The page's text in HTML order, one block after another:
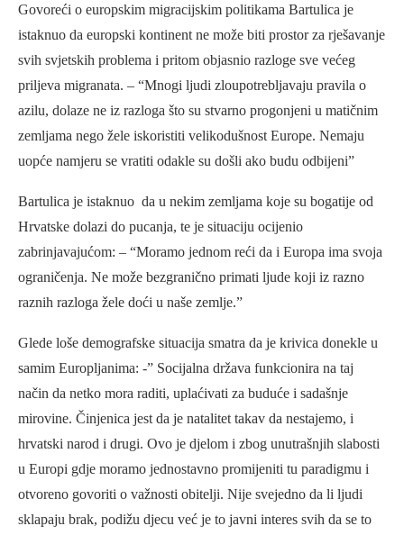
Govoreći o europskim migracijskim politikama Bartulica je
istaknuo da europski kontinent ne može biti prostor za rješavanje
svih svjetskih problema i pritom objasnio razloge sve većeg
priljeva migranata. – “Mnogi ljudi zloupotrebljavaju pravila o
azilu, dolaze ne iz razloga što su stvarno progonjeni u matičnim
zemljama nego žele iskoristiti velikodušnost Europe. Nemaju
uopće namjeru se vratiti odakle su došli ako budu odbijeni”
Bartulica je istaknuo da u nekim zemljama koje su bogatije od
Hrvatske dolazi do pucanja, te je situaciju ocijenio
zabrinjavajućom: – “Moramo jednom reći da i Europa ima svoja
ograničenja. Ne može bezgranično primati ljude koji iz razno
raznih razloga žele doći u naše zemlje.”
Glede loše demografske situacija smatra da je krivica donekle u
samim Europljanima: -” Socijalna država funkcionira na taj
način da netko mora raditi, uplaćivati za buduće i sadašnje
mirovine. Činjenica jest da je natalitet takav da nestajemo, i
hrvatski narod i drugi. Ovo je djelom i zbog unutrašnjih slabosti
u Europi gdje moramo jednostavno promijeniti tu paradigmu i
otvoreno govoriti o važnosti obitelji. Nije svejedno da li ljudi
sklapaju brak, podižu djecu već je to javni interes svih da se to